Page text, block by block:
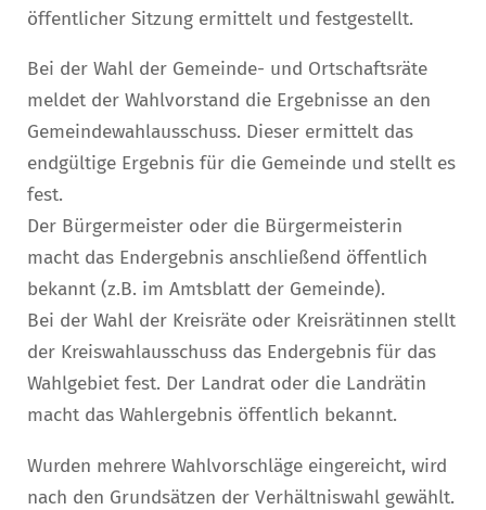
öffentlicher Sitzung ermittelt und festgestellt.
Bei der Wahl der Gemeinde- und Ortschaftsräte
meldet der Wahlvorstand die Ergebnisse an den
Gemeindewahlausschuss. Dieser ermittelt das
endgültige Ergebnis für die Gemeinde und stellt es
fest.
Der Bürgermeister oder die Bürgermeisterin
macht das Endergebnis anschließend öffentlich
bekannt (z.B. im Amtsblatt der Gemeinde).
Bei der Wahl der Kreisräte oder Kreisrätinnen stellt
der Kreiswahlausschuss das Endergebnis für das
Wahlgebiet fest. Der Landrat oder die Landrätin
macht das Wahlergebnis öffentlich bekannt.
Wurden mehrere Wahlvorschläge eingereicht, wird
nach den Grundsätzen der Verhältniswahl gewählt.